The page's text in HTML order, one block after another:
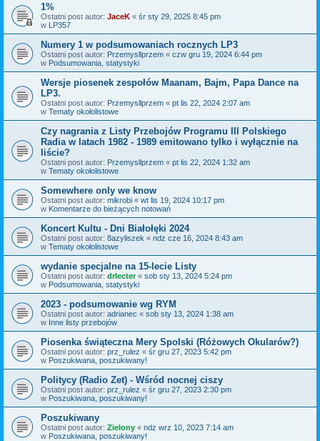
1%
Ostatni post autor: JaceK « śr sty 29, 2025 8:45 pm
w LP357
Numery 1 w podsumowaniach rocznych LP3
Ostatni post autor: Przemysllprzem « czw gru 19, 2024 6:44 pm
w Podsumowania, statystyki
Wersje piosenek zespołów Maanam, Bajm, Papa Dance na
LP3.
Ostatni post autor: Przemysllprzem « pt lis 22, 2024 2:07 am
w Tematy okołolistowe
Czy nagrania z Listy Przebojów Programu III Polskiego
Radia w latach 1982 - 1989 emitowano tylko i wyłącznie na
liście?
Ostatni post autor: Przemysllprzem « pt lis 22, 2024 1:32 am
w Tematy okołolistowe
Somewhere only we know
Ostatni post autor: mikrobi « wt lis 19, 2024 10:17 pm
w Komentarze do bieżących notowań
Koncert Kultu - Dni Białołęki 2024
Ostatni post autor: 8azyliszek « ndz cze 16, 2024 8:43 am
w Tematy okołolistowe
wydanie specjalne na 15-lecie Listy
Ostatni post autor: drlecter« sob sty 13, 2024 5:24 pm
w Podsumowania, statystyki
2023 - podsumowanie wg RYM
Ostatni post autor: adrianec « sob sty 13, 2024 1:38 am
w Inne listy przebojów
Piosenka świąteczna Mery Spolski (Różowych Okularów?)
Ostatni post autor: prz_rulez « śr gru 27, 2023 5:42 pm
w Poszukiwana, poszukiwany!
Politycy (Radio Zet) - Wśród nocnej ciszy
Ostatni post autor: prz_rulez « śr gru 27, 2023 2:30 pm
w Poszukiwana, poszukiwany!
Poszukiwany
Ostatni post autor: Zielony « ndz wrz 10, 2023 7:14 am
w Poszukiwana, poszukiwany!